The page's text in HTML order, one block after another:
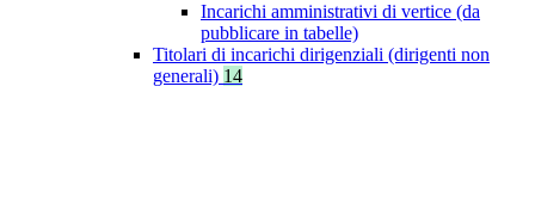
Incarichi amministrativi di vertice (da
pubblicare in tabelle)
Titolari di incarichi dirigenziali (dirigenti non
generali) 14